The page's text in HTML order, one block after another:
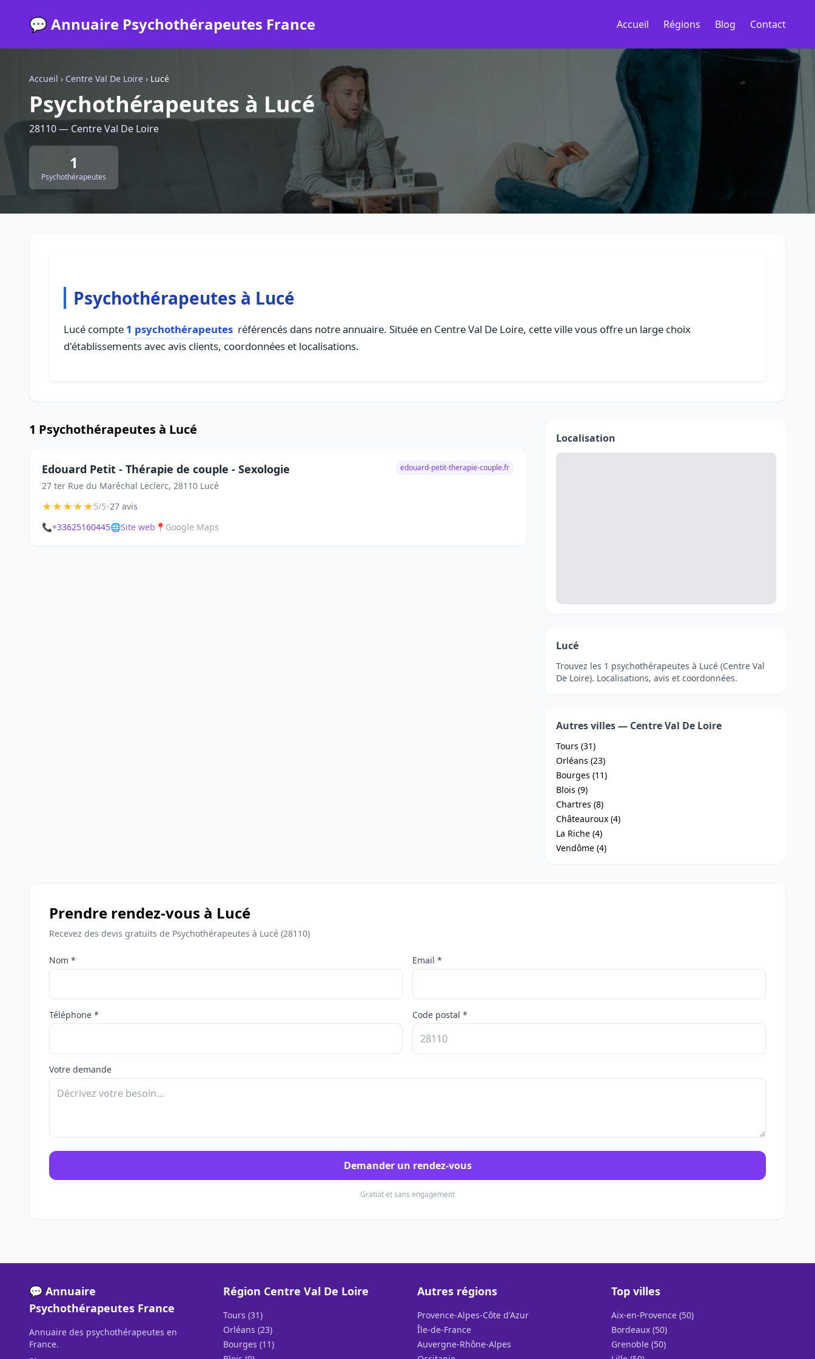
💬 Annuaire Psychothérapeutes France Accueil Régions Blog Contact
Accueil › Centre Val De Loire › Lucé
Psychothérapeutes à Lucé
28110 — Centre Val De Loire
1
Psychothérapeutes
Psychothérapeutes à Lucé
Lucé compte 1 psychothérapeutes référencés dans notre annuaire. Située en Centre Val De Loire, cette ville vous offre un large choix
d'établissements avec avis clients, coordonnées et localisations.
1 Psychothérapeutes à Lucé
Edouard Petit - Thérapie de couple - Sexologie
27 ter Rue du Maréchal Leclerc, 28110 Lucé
edouard-petit-therapie-couple.fr
★★★★★5/5•27 avis
📞+33625160445🌐Site web 📍 Google Maps
Localisation
Lucé
Trouvez les 1 psychothérapeutes à Lucé (Centre Val
De Loire). Localisations, avis et coordonnées.
Autres villes — Centre Val De Loire
Tours (31)
Orléans (23)
Bourges (11)
Blois (9)
Chartres (8)
Châteauroux (4)
La Riche (4)
Vendôme (4)
Prendre rendez-vous à Lucé
Recevez des devis gratuits de Psychothérapeutes à Lucé (28110)
Nom * Email *
Téléphone * Code postal *
Votre demande
Demander un rendez-vous
Gratuit et sans engagement
💬 Annuaire
Psychothérapeutes France
Annuaire des psychothérapeutes en
France.
Région Centre Val De Loire
Tours (31)
Orléans (23)
Bourges (11)
Autres régions
Provence-Alpes-Côte d'Azur
Île-de-France
Auvergne-Rhône-Alpes
Top villes
Aix-en-Provence (50)
Bordeaux (50)
Grenoble (50)